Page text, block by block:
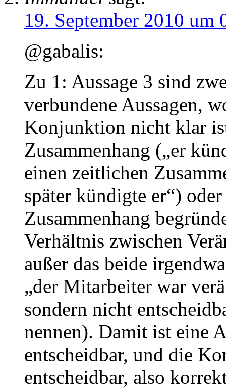
19. September 2010 um
@gabalis:
Zu 1: Aussage 3 sind
verbundene Aussagen,
Konjunktion nicht klar
Zusammenhang („er
einen zeitlichen
später kündigte er“)
Zusammenhang
Verhältnis zwischen
außer das beide
„der Mitarbeiter war
sondern nicht
nennen). Damit ist eine
entscheidbar, und die
entscheidbar, also